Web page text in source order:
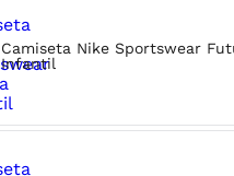
Camiseta Nike Sportswear
Infantil